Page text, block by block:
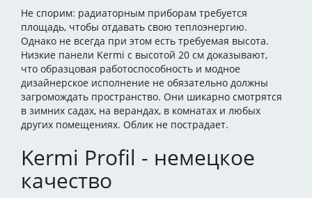
Не спорим: радиаторным приборам требуется
площадь, чтобы отдавать свою теплоэнергию.
Однако не всегда при этом есть требуемая высота.
Низкие панели Kermi с высотой 20 см доказывают,
что образцовая работоспособность и модное
дизайнерское исполнение не обязательно должны
загромождать пространство. Они шикарно смотрятся
в зимних садах, на верандах, в комнатах и любых
других помещениях. Облик не пострадает.
Kermi Profil - немецкое
качество